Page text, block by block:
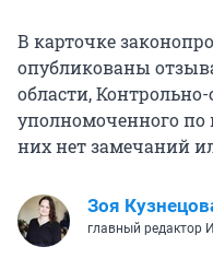
В карточке
опубликованы
области,
уполномоченного по
них нет замечаний
Зоя
главный редактор